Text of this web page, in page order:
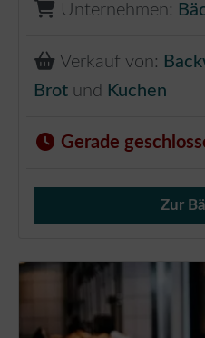
Unternehmen:
Verkauf von:
Brot und Kuchen
Gerade
Verkauf von Brötchen,
Zur